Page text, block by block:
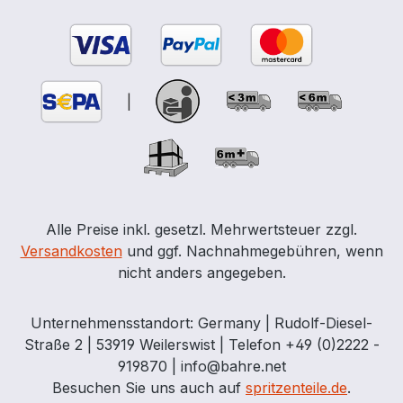
Wiederkehrende Prüfung alle 2½ Jahre
(siehe ADR 6.5.4.4.1 b).
Alle Preise inkl. gesetzl. Mehrwertsteuer zzgl.
Versandkostenund ggf. Nachnahmegebühren, wenn
nicht anders angegeben.
Unternehmensstandort: Germany | Rudolf-Diesel-
Straße 2 | 53919 Weilerswist | Telefon +49 (0)2222 -
919870 | info@bahre.net
Besuchen Sie uns auch auf spritzenteile.de.